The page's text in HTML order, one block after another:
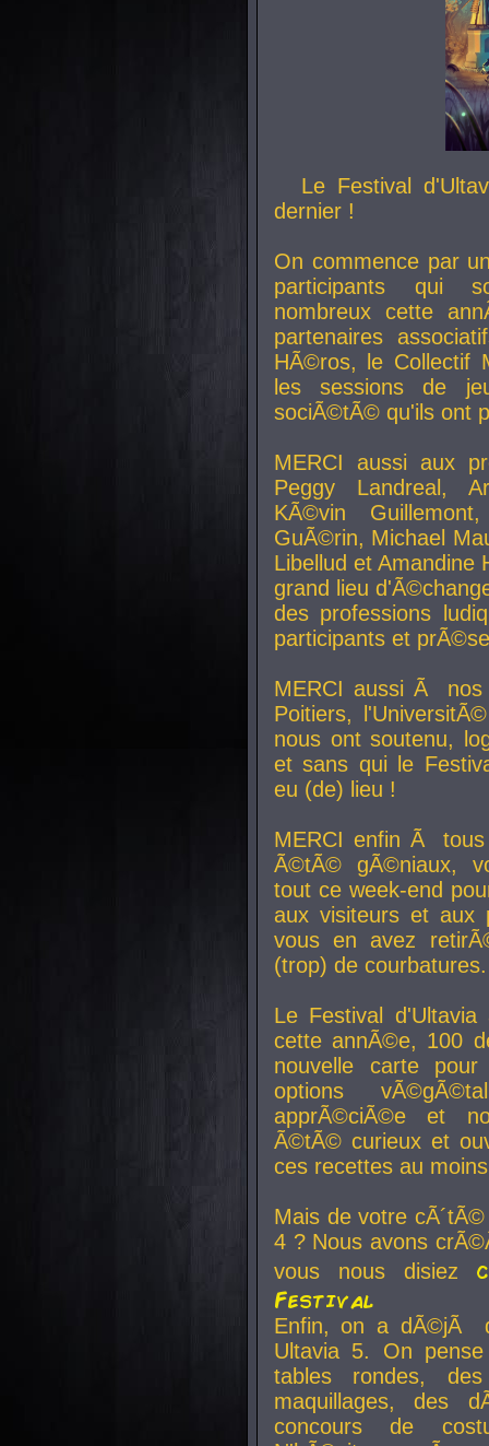
Le Festival
dernier !
On commence par
participants qui
nombreux cette
partenaires
HÃ©ros, le Collectif
les sessions de
sociÃ©tÃ© qu'ils ont
MERCI aussi aux
Peggy Landreal,
KÃ©vin
GuÃ©rin, Michael
Libellud et Amandine
grand lieu
des professions
participants et
MERCI aussi Ã nos
Poitiers,
nous ont soutenu,
et sans qui le
eu (de) lieu !
MERCI enfin Ã
Ã©tÃ© gÃ©niaux,
tout ce week-end
aux visiteurs et aux
vous en avez
(trop) de courbatures.
Le Festival
cette annÃ©e, 100
nouvelle carte
options
apprÃ©ciÃ©e et
Ã©tÃ© curieux et
ces recettes au
Mais de votre
4 ? Nous avons
vous nous disiez
Festival
Enfin, on a dÃ©jÃ
Ultavia 5. On
tables rondes,
maquillages, des
concours de